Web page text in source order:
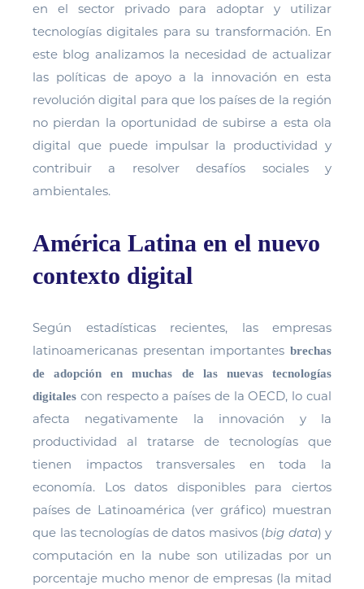
en el sector privado para adoptar y utilizar
tecnologías digitales para su transformación. En
este blog analizamos la necesidad de actualizar
las políticas de apoyo a la innovación en esta
revolución digital para que los países de la región
no pierdan la oportunidad de subirse a esta ola
digital que puede impulsar la productividad y
contribuir a resolver desafíos sociales y
ambientales.
América Latina en el nuevo
contexto digital
Según estadísticas recientes, las empresas
latinoamericanas presentan importantes brechas
de adopción en muchas de las nuevas tecnologías
digitales con respecto a países de la OECD, lo cual
afecta negativamente la innovación y la
productividad al tratarse de tecnologías que
tienen impactos transversales en toda la
economía. Los datos disponibles para ciertos
países de Latinoamérica (ver gráfico) muestran
que las tecnologías de datos masivos (big data) y
computación en la nube son utilizadas por un
porcentaje mucho menor de empresas (la mitad